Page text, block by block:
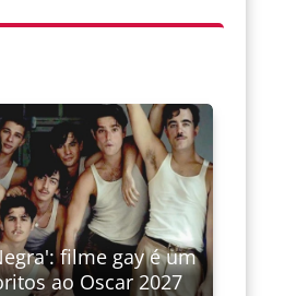
filme gay é um
ao Oscar 2027